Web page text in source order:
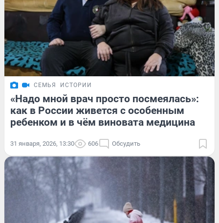
СЕМЬЯ ИСТОРИИ
«Надо мной врач просто посмеялась»:
как в России живется с особенным
ребенком и в чём виновата медицина
31 января, 2026, 13:30 606 Обсудить